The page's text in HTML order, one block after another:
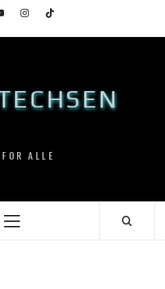
InstagramTikTok
ALLE
Primary